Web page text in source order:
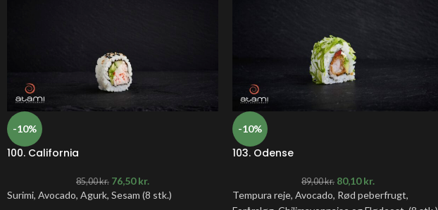
-10%
100. California
85,00kr. 76,50kr.
Surimi, Avocado, Agurk, Sesam (8 stk.)
-10%
103. Odense
89,00kr. 80,10kr.
Tempura reje, Avocado, Rød peberfrugt,